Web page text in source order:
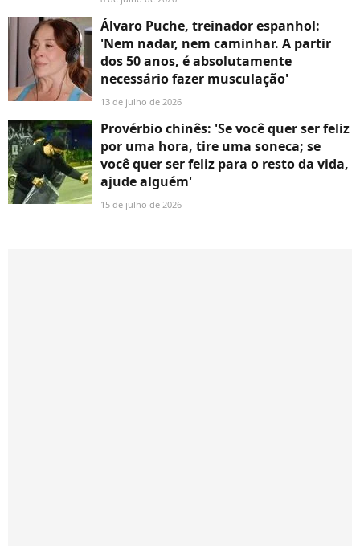
Álvaro Puche, treinador espanhol:
'Nem nadar, nem caminhar. A partir
dos 50 anos, é absolutamente
necessário fazer musculação'
13 de julho de 2026
Provérbio chinês: 'Se você quer ser feliz
por uma hora, tire uma soneca; se
você quer ser feliz para o resto da vida,
ajude alguém'
15 de julho de 2026